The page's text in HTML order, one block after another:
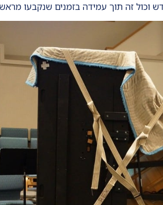
וכול זה תוך עמידה בזמנים שנקבעו